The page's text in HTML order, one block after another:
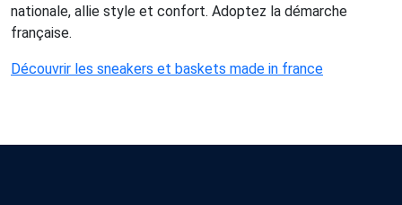
nationale, allie style et confort. Adoptez la démarche
française.
Découvrir les sneakers et baskets made in france